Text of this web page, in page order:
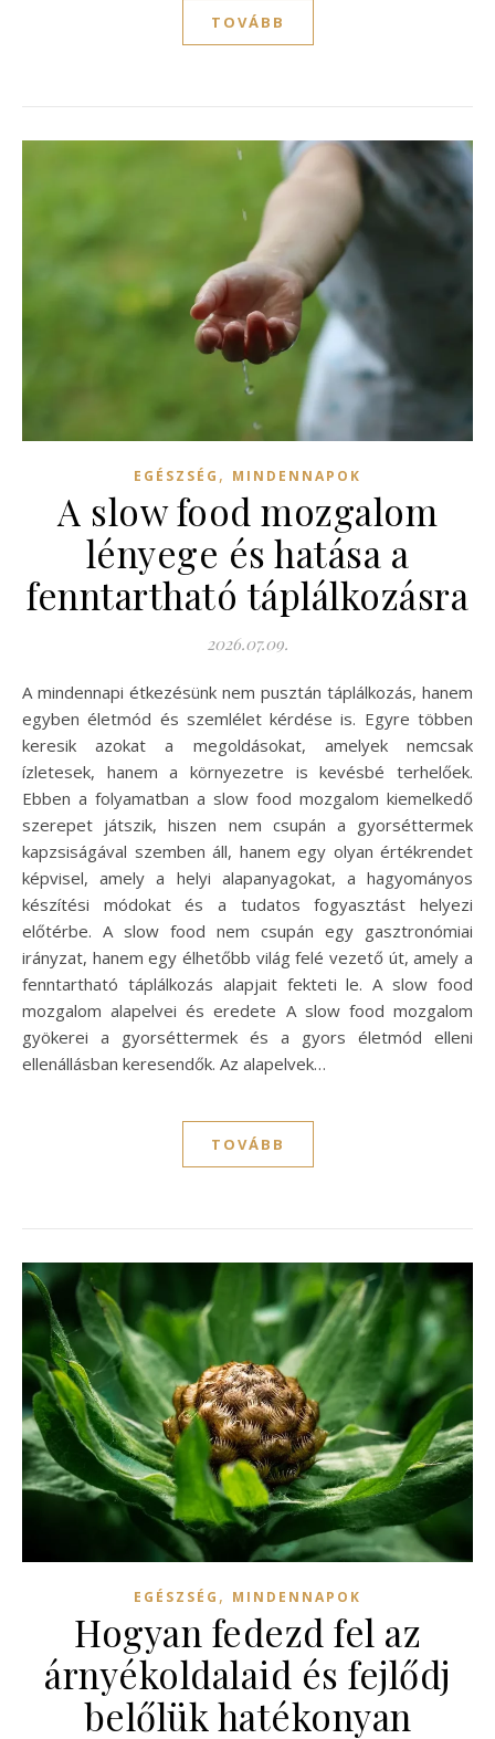
TOVÁBB
EGÉSZSÉG , MINDENNAPOK
A slow food mozgalom
lényege és hatása a
fenntartható táplálkozásra
2026.07.09.
A mindennapi étkezésünk nem pusztán táplálkozás, hanem
egyben életmód és szemlélet kérdése is. Egyre többen
keresik azokat a megoldásokat, amelyek nemcsak
ízletesek, hanem a környezetre is kevésbé terhelőek.
Ebben a folyamatban a slow food mozgalom kiemelkedő
szerepet játszik, hiszen nem csupán a gyorséttermek
kapzsiságával szemben áll, hanem egy olyan értékrendet
képvisel, amely a helyi alapanyagokat, a hagyományos
készítési módokat és a tudatos fogyasztást helyezi
előtérbe. A slow food nem csupán egy gasztronómiai
irányzat, hanem egy élhetőbb világ felé vezető út, amely a
fenntartható táplálkozás alapjait fekteti le. A slow food
mozgalom alapelvei és eredete A slow food mozgalom
gyökerei a gyorséttermek és a gyors életmód elleni
ellenállásban keresendők. Az alapelvek…
TOVÁBB
EGÉSZSÉG , MINDENNAPOK
Hogyan fedezd fel az
árnyékoldalaid és fejlődj
belőlük hatékonyan